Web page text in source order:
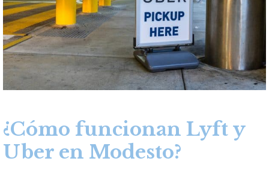
¿Cómo funcionan Lyft y
Uber en Modesto?